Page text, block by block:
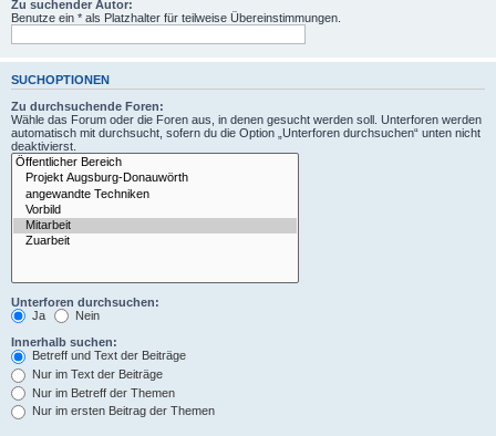
Zu suchender Autor:
Benutze ein * als Platzhalter für teilweise Übereinstimmungen.
SUCHOPTIONEN
Zu durchsuchende Foren:
Wähle das Forum oder die Foren aus, in denen gesucht werden soll. Unterforen werden
automatisch mit durchsucht, sofern du die Option „Unterforen durchsuchen“ unten nicht
deaktivierst.
Unterforen durchsuchen:
Ja
Nein
Innerhalb suchen:
Betreff und Text der Beiträge
Nur im Text der Beiträge
Nur im Betreff der Themen
Nur im ersten Beitrag der Themen